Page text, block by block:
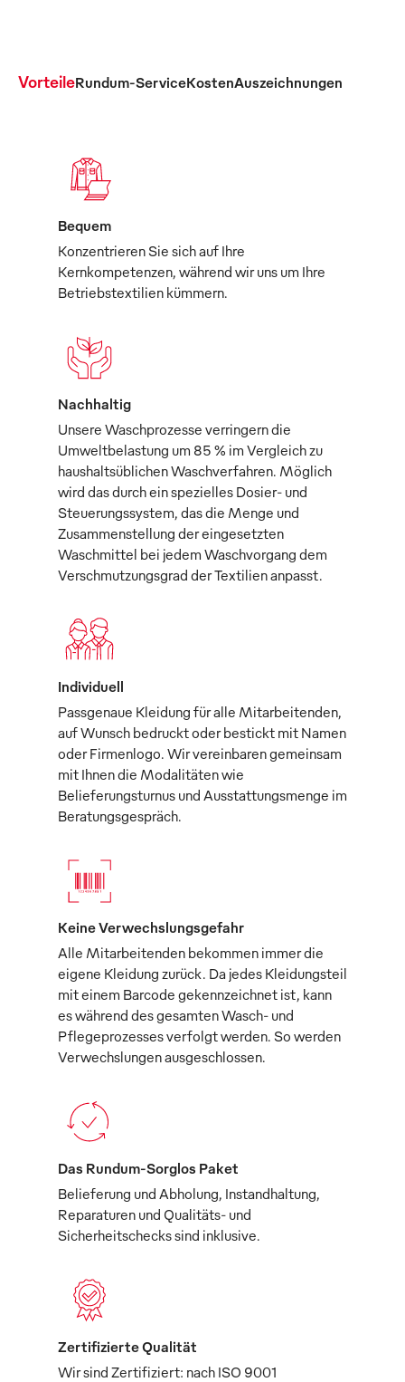
VorteileRundum-ServiceKostenAuszeichnungen
Bequem
Konzentrieren Sie sich auf Ihre
Kernkompetenzen, während wir uns um Ihre
Betriebstextilien kümmern.
Nachhaltig
Unsere Waschprozesse verringern die
Umweltbelastung um 85 % im Vergleich zu
haushaltsüblichen Waschverfahren. Möglich
wird das durch ein spezielles Dosier- und
Steuerungssystem, das die Menge und
Zusammenstellung der eingesetzten
Waschmittel bei jedem Waschvorgang dem
Verschmutzungsgrad der Textilien anpasst.
Individuell
Passgenaue Kleidung für alle Mitarbeitenden,
auf Wunsch bedruckt oder bestickt mit Namen
oder Firmenlogo. Wir vereinbaren gemeinsam
mit Ihnen die Modalitäten wie
Belieferungsturnus und Ausstattungsmenge im
Beratungsgespräch.
Keine Verwechslungsgefahr
Alle Mitarbeitenden bekommen immer die
eigene Kleidung zurück. Da jedes Kleidungsteil
mit einem Barcode gekennzeichnet ist, kann
es während des gesamten Wasch- und
Pflegeprozesses verfolgt werden. So werden
Verwechslungen ausgeschlossen.
Das Rundum-Sorglos Paket
Belieferung und Abholung, Instandhaltung,
Reparaturen und Qualitäts- und
Sicherheitschecks sind inklusive.
Zertifizierte Qualität
Wir sind Zertifiziert: nach ISO 9001